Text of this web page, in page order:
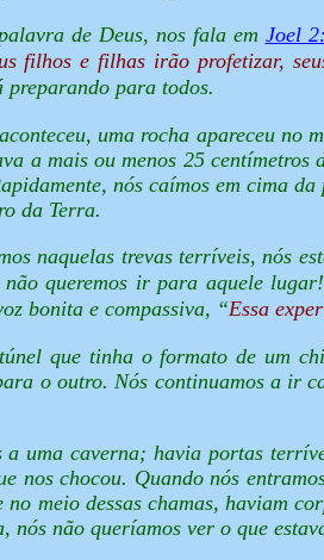
de Deus, nos fala em Joel
filhos e filhas irão profetizar,
preparando para todos.
uma rocha apareceu no
a mais ou menos 25
nós caímos em cima
da Terra.
naquelas trevas terríveis, nós
não queremos ir para aquele
bonita e compassiva, “Essa
que tinha o formato de um
o outro. Nós continuamos a ir
a uma caverna; havia portas
nos chocou. Quando nós
no meio dessas chamas, haviam
nós não queríamos ver o que